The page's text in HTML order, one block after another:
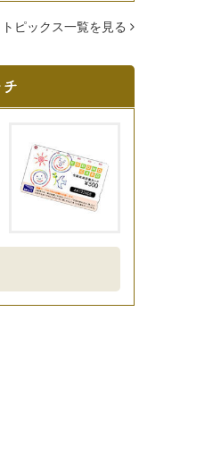
トピックス一覧を見る